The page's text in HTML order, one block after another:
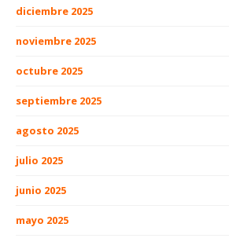
diciembre 2025
noviembre 2025
octubre 2025
septiembre 2025
agosto 2025
julio 2025
junio 2025
mayo 2025